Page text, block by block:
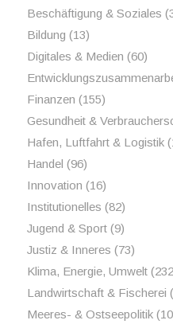
Beschäftigung & Soziales
Bildung (13)
Digitales & Medien (60)
Finanzen (155)
Gesundheit &
Hafen, Luftfahrt & Logistik
Handel (96)
Innovation (16)
Institutionelles (82)
Jugend & Sport(9)
Justiz & Inneres (73)
Klima, Energie, Umwelt
Landwirtschaft & Fischerei
Meeres- & Ostseepolitik